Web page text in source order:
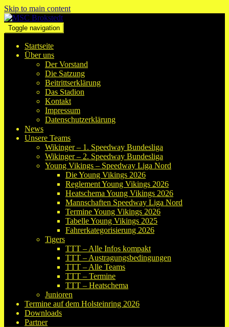
Skip to main content
Toggle navigation
Startseite
Über uns
Der Vorstand
Die Satzung
Beitrittserklärung
Das Stadion
Kontakt
Impressum
Datenschutzerklärung
News
Unsere Teams
Wikinger – 1. Speedway Bundesliga
Wikinger – 2. Speedway Bundesliga
Young Vikings – Speedway Liga Nord
Die Young Vikings 2026
Reglement Young Vikings 2026
Heatschema Young Vikings 2026
Mannschaften Speedway Liga Nord
Termine Young Vikings 2026
Tabelle Young Vikings 2025
Fahrerkategorisierung 2026
Tigers
TTT – Alle Infos kompakt
TTT – Austragungsbedingungen
TTT – Alle Teams
TTT – Termine
TTT – Heatschema
Junioren
Termine auf dem Holsteinring 2026
Downloads
Partner